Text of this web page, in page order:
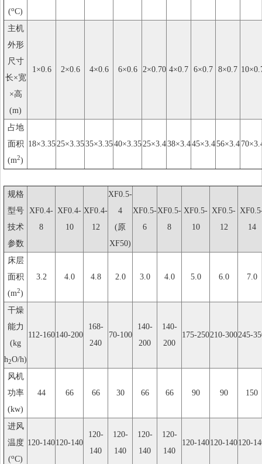
(oC)
主机
外形
尺寸
长×宽
×高
(m)
1×0.6 2×0.6 4×0.6 6×0.6 2×0.70 4×0.7 6×0.7 8×0.7
占地
面积
(m2)
18×3.3525×3.3535×3.3540×3.3525×3.438×3.445×3.456×3.4
规格
型号
技术
参数
XF0.4-
8
XF0.4-
10
XF0.4-
12
XF0.5-
4
(原
XF50)
XF0.5-
6
XF0.5-
8
XF0.5-
10
XF0.5-
12
14
床层
面积
(m2)
3.2 4.0 4.8 2.0 3.0 4.0 5.0 6.0 7.0
干燥
能力
(kg
h2O/h)
112-160140-200
168-
240
70-100
140-
200
140-
200
175-250210-300245-
风机
功率
(kw)
44 66 66 30 66 66 90 90 150
进风
温度
(oC)
120-140120-140
120-
140
120-
140
120-
140
120-
140
120-140120-140120-